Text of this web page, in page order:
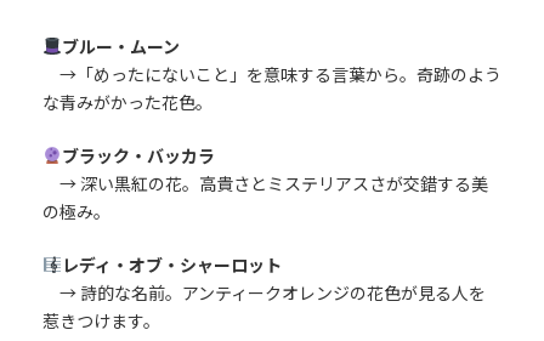
ブルー・ムーン
→「めったにないこと」を意味する言葉から。奇跡のよう
な青みがかった花色。
ブラック・バッカラ
→ 深い黒紅の花。高貴さとミステリアスさが交錯する美
の極み。
レディ・オブ・シャーロット
→ 詩的な名前。アンティークオレンジの花色が見る人を
惹きつけます。